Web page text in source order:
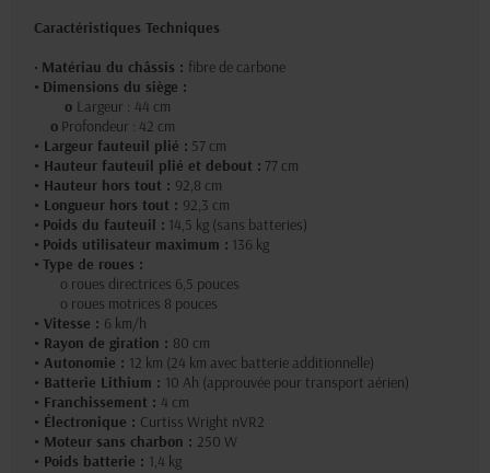
Caractéristiques Techniques
• Matériau du châssis : fibre de carbone
• Dimensions du siège :
o Largeur : 44 cm
o Profondeur : 42 cm
• Largeur fauteuil plié : 57 cm
• Hauteur fauteuil plié et debout : 77 cm
• Hauteur hors tout : 92,8 cm
• Longueur hors tout : 92,3 cm
• Poids du fauteuil : 14,5 kg (sans batteries)
• Poids utilisateur maximum : 136 kg
• Type de roues :
o roues directrices 6,5 pouces
o roues motrices 8 pouces
• Vitesse : 6 km/h
• Rayon de giration : 80 cm
• Autonomie : 12 km (24 km avec batterie additionnelle)
• Batterie Lithium : 10 Ah (approuvée pour transport aérien)
• Franchissement : 4 cm
• Électronique : Curtiss Wright nVR2
• Moteur sans charbon : 250 W
• Poids batterie : 1,4 kg